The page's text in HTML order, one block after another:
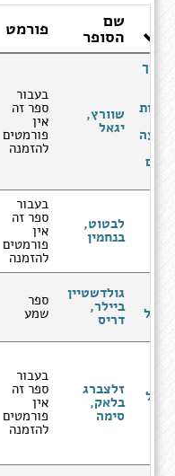
שם
הסופר פורמט
עורך
שוורץ,
יגאל
בעבור
ספר זה
אין
פורמטים
להזמנה
לבטוט,
בנחמין
בעבור
ספר זה
אין
פורמטים
להזמנה
של
גולדשטיין
ביילר,
דריס
ספר
שמע
של
זלצברג
בלאק,
סימה
בעבור
ספר זה
אין
פורמטים
להזמנה